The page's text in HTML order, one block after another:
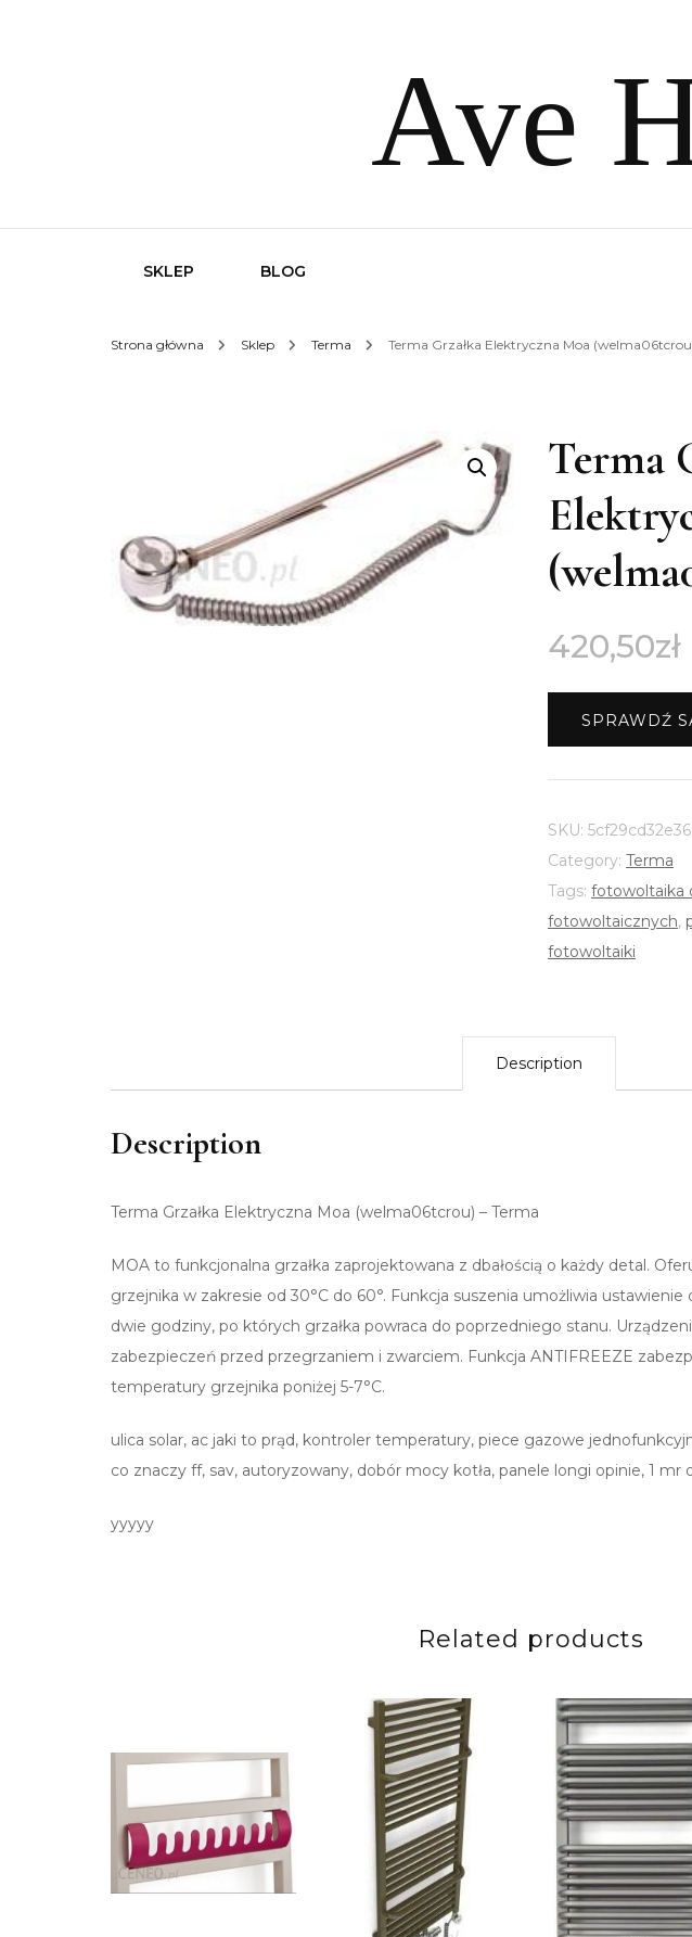
Ave
SKLEP BLOG
Strona główna Sklep Terma Terma Grzałka Elektryczna Moa
Terma
420,50zł
SPRAWDŹ
SKU: 5cf29cd32e36
Category: Terma
Tags: fotowoltaika
fotowoltaicznych,
fotowoltaiki
Description
Description
Terma Grzałka Elektryczna Moa (welma06tcrou) – Terma
MOA to funkcjonalna grzałka zaprojektowana z dbałością o każdy detal.
grzejnika w zakresie od 30°C do 60°. Funkcja suszenia umożliwia
dwie godziny, po których grzałka powraca do poprzedniego stanu.
zabezpieczeń przed przegrzaniem i zwarciem. Funkcja ANTIFREEZE
temperatury grzejnika poniżej 5-7°C.
ulica solar, ac jaki to prąd, kontroler temperatury, piece gazowe
co znaczy ff, sav, autoryzowany, dobór mocy kotła, panele longi opinie, 1 mr
yyyyy
Related products